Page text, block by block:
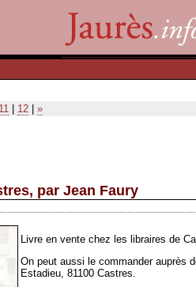
11 12 »
par Jean Faury
Livre en vente chez les libraires de
On peut aussi le commander auprès
Estadieu, 81100 Castres.